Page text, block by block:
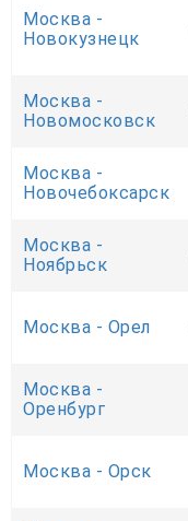
Москва -
Новокузнецк
Москва -
Новомосковск
Москва -
Новочебоксарск
Москва -
Ноябрьск
Москва - Орел
Москва -
Оренбург
Москва - Орск